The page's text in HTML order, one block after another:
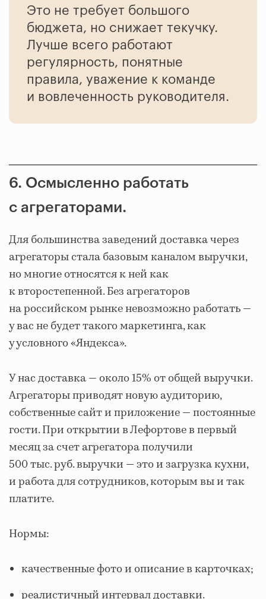
Это не требует большого
бюджета, но снижает текучку.
Лучше всего работают
регулярность, понятные
правила, уважение к команде
и вовлеченность руководителя.
6. Осмысленно работать
с агрегаторами.
Для большинства заведений доставка через
агрегаторы стала базовым каналом выручки,
но многие относятся к ней как
к второстепенной. Без агрегаторов
на российском рынке невозможно работать —
у вас не будет такого маркетинга, как
у условного «Яндекса».
У нас доставка — около 15% от общей выручки.
Агрегаторы приводят новую аудиторию,
собственные сайт и приложение — постоянные
гости. При открытии в Лефортове в первый
месяц за счет агрегатора получили
500 тыс. руб. выручки — это и загрузка кухни,
и работа для сотрудников, которым вы и так
платите.
Нормы:
качественные фото и описание в карточках;
реалистичный интервал доставки.